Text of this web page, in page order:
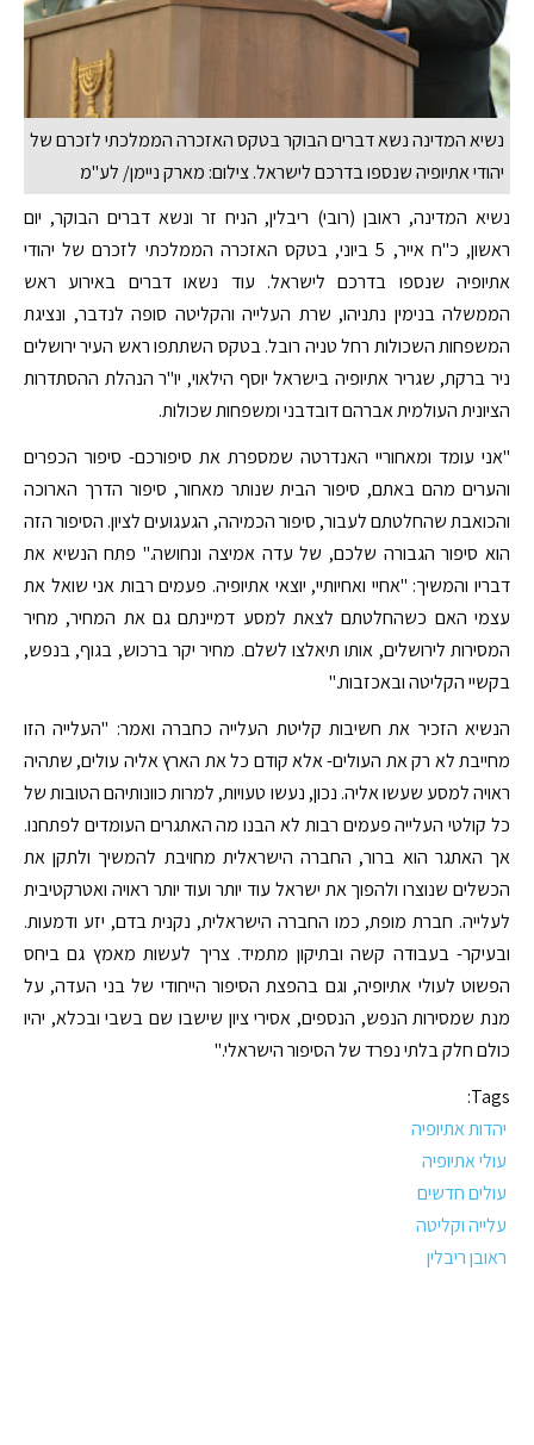
נשיא המדינה נשא דברים הבוקר בטקס האזכרה הממלכתי לזכרם של
יהודי אתיופיה שנספו בדרכם לישראל. צילום: מארק ניימן/ לע"מ
נשיא המדינה, ראובן (רובי) ריבלין, הניח זר ונשא דברים הבוקר, יום
ראשון, כ"ח אייר, 5 ביוני, בטקס האזכרה הממלכתי לזכרם של יהודי
אתיופיה שנספו בדרכם לישראל. עוד נשאו דברים באירוע ראש
הממשלה בנימין נתניהו, שרת העלייה והקליטה סופה לנדבר, ונציגת
המשפחות השכולות רחל טניה רובל. בטקס השתתפו ראש העיר ירושלים
ניר ברקת, שגריר אתיופיה בישראל יוסף הילאוי, יו"ר הנהלת ההסתדרות
הציונית העולמית אברהם דובדבני ומשפחות שכולות.
"אני עומד ומאחוריי האנדרטה שמספרת את סיפורכם- סיפור הכפרים
והערים מהם באתם, סיפור הבית שנותר מאחור, סיפור הדרך הארוכה
והכואבת שהחלטתם לעבור, סיפור הכמיהה, הגעגועים לציון. הסיפור הזה
הוא סיפור הגבורה שלכם, של עדה אמיצה ונחושה." פתח הנשיא את
דבריו והמשיך: "אחיי ואחיותיי, יוצאי אתיופיה. פעמים רבות אני שואל את
עצמי האם כשהחלטתם לצאת למסע דמיינתם גם את המחיר, מחיר
המסירות לירושלים, אותו תיאלצו לשלם. מחיר יקר ברכוש, בגוף, בנפש,
בקשיי הקליטה ובאכזבות."
הנשיא הזכיר את חשיבות קליטת העלייה כחברה ואמר: "העלייה הזו
מחייבת לא רק את העולים- אלא קודם כל את הארץ אליה עולים, שתהיה
ראויה למסע שעשו אליה. נכון, נעשו טעויות, למרות כוונותיהם הטובות של
כל קולטי העלייה פעמים רבות לא הבנו מה האתגרים העומדים לפתחנו.
אך האתגר הוא ברור, החברה הישראלית מחויבת להמשיך ולתקן את
הכשלים שנוצרו ולהפוך את ישראל עוד יותר ועוד יותר ראויה ואטרקטיבית
לעלייה. חברת מופת, כמו החברה הישראלית, נקנית בדם, יזע ודמעות.
ובעיקר- בעבודה קשה ובתיקון מתמיד. צריך לעשות מאמץ גם ביחס
הפשוט לעולי אתיופיה, וגם בהפצת הסיפור הייחודי של בני העדה, על
מנת שמסירות הנפש, הנספים, אסירי ציון שישבו שם בשבי ובכלא, יהיו
כולם חלק בלתי נפרד של הסיפור הישראלי."
Tags:
יהדות אתיופיה
עולי אתיופיה
עולים חדשים
עלייה וקליטה
ראובן ריבלין